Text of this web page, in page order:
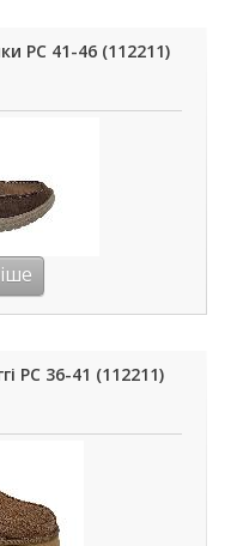
РС 41-46 (112211)
РС 36-41 (112211)